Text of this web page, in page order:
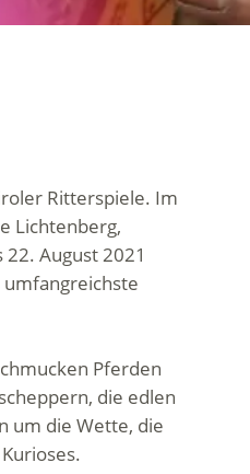
Ritterspiele. Im
Lichtenberg,
August 2021
umfangreichste
Pferden
die edlen
um die Wette, die